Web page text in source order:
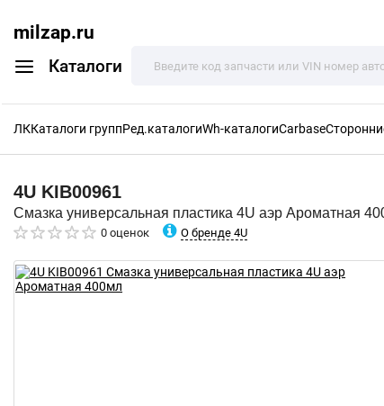
milzap.ru
Каталоги
ЛККаталоги группРед.каталогиWh-каталогиCarbase
4U KIB00961
Смазка универсальная пластика 4U аэр Ароматная
0 оценок О бренде 4U